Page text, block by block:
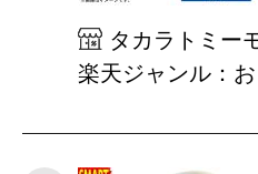
タカラトミー
楽天ジャンル：